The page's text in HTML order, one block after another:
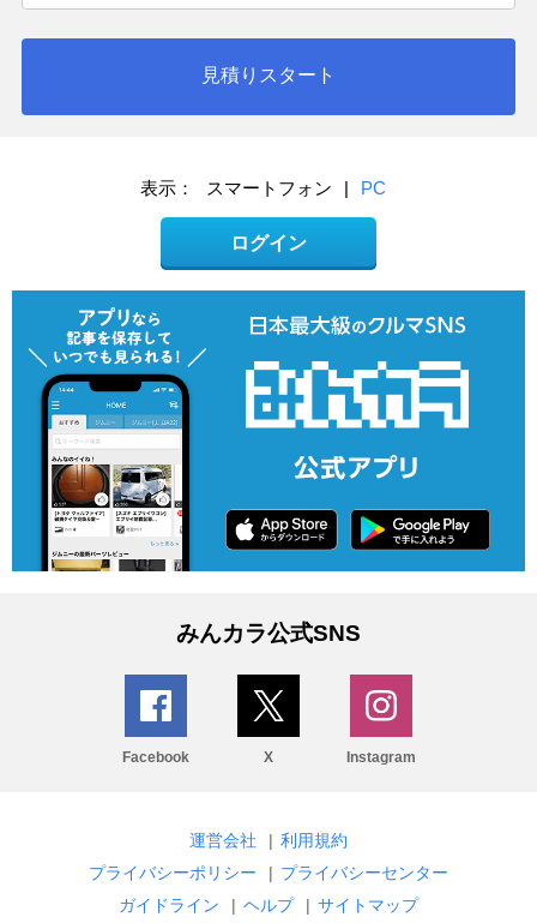
見積りスタート
表示： スマートフォン | PC
ログイン
みんカラ公式SNS
Facebook X Instagram
運営会社 | 利用規約
プライバシーポリシー
| プライバシーセンター
ガイドライン
| ヘルプ | サイトマップ